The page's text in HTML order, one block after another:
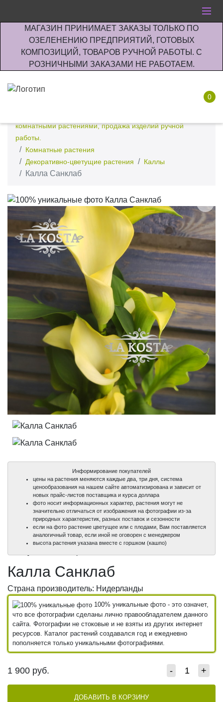
МАГАЗИН ПРИНИМАЕТ ЗАКАЗЫ ТОЛЬКО ПО
ОЗЕЛЕНЕНИЮ ПРЕДПРИЯТИЙ, ГОТОВЫХ
КОМПОЗИЦИЙ, ТОВАРОВ РУЧНОЙ РАБОТЫ. С
РОЗНИЧНЫМИ ЗАКАЗАМИ НЕ РАБОТАЕМ.
0
комнатными растениями, продажа изделий ручной
работы.
Комнатные растения
Декоративно-цветущие растения
Каллы
Калла Санклаб
100%
100%
Информирование покупателей
цены на растения меняются каждые два, три дня, система
ценообразования на нашем сайте автоматизирована и зависит от
новых прайс-листов поставщика и курса доллара
фото носит информационных характер, растения могут не
значительно отличаться от изображения на фотографии из-за
природных характеристик, разных поставок и сезонности
если на фото растение цветущее или с плодами, Вам поставляется
аналогичный товар, если иной не оговорен с менеджером
высота растения указана вместе с горшком (кашпо)
Калла Санклаб
Страна производитель: Нидерланды
100% уникальные фото - это означет,
что все фотографии сделаны лично правообладателем данного
сайта. Фотографии не стоковые и не взяты из других интернет
ресурсов. Каталог растений создавался год и ежедневно
пополняется только уникальными фотографиями.
1 900 руб. - +
ДОБАВИТЬ В КОРЗИНУ